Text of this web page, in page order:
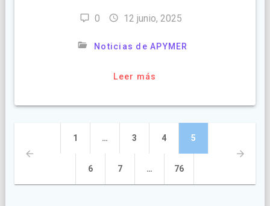
0 12 junio, 2025
Noticias de APYMER
Leer más
Navegación
de
entradas
Página
1 … Página
3 Página
4 Página
5
Página
6 Página
7 … Página
76